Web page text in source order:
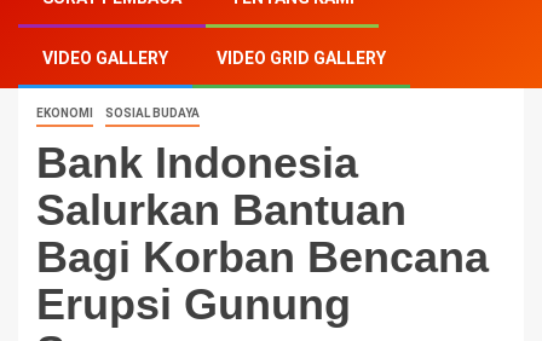
VIDEO GALLERY VIDEO GRID GALLERY
EKONOMI SOSIAL BUDAYA
Bank Indonesia
Salurkan Bantuan
Bagi Korban Bencana
Erupsi Gunung